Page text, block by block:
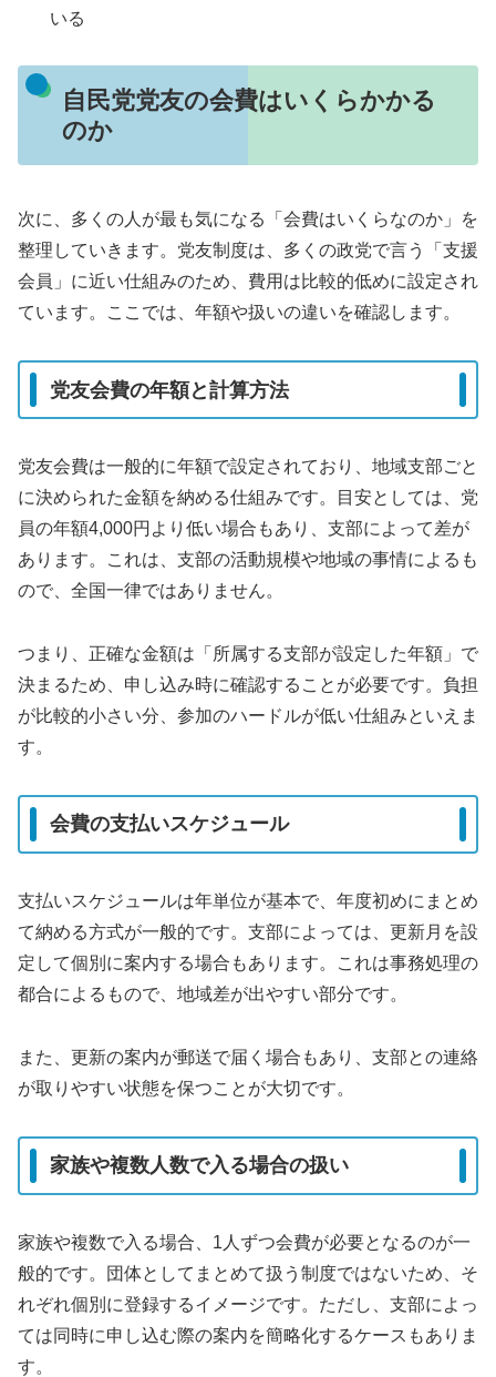
いる
自民党党友の会費はいくらかかる
のか
次に、多くの人が最も気になる「会費はいくらなのか」を
整理していきます。党友制度は、多くの政党で言う「支援
会員」に近い仕組みのため、費用は比較的低めに設定され
ています。ここでは、年額や扱いの違いを確認します。
党友会費の年額と計算方法
党友会費は一般的に年額で設定されており、地域支部ごと
に決められた金額を納める仕組みです。目安としては、党
員の年額4,000円より低い場合もあり、支部によって差が
あります。これは、支部の活動規模や地域の事情によるも
ので、全国一律ではありません。
つまり、正確な金額は「所属する支部が設定した年額」で
決まるため、申し込み時に確認することが必要です。負担
が比較的小さい分、参加のハードルが低い仕組みといえま
す。
会費の支払いスケジュール
支払いスケジュールは年単位が基本で、年度初めにまとめ
て納める方式が一般的です。支部によっては、更新月を設
定して個別に案内する場合もあります。これは事務処理の
都合によるもので、地域差が出やすい部分です。
また、更新の案内が郵送で届く場合もあり、支部との連絡
が取りやすい状態を保つことが大切です。
家族や複数人数で入る場合の扱い
家族や複数で入る場合、1人ずつ会費が必要となるのが一
般的です。団体としてまとめて扱う制度ではないため、そ
れぞれ個別に登録するイメージです。ただし、支部によっ
ては同時に申し込む際の案内を簡略化するケースもありま
す。